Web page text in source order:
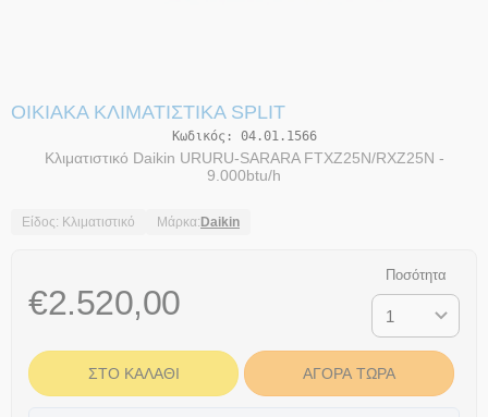
ΟΙΚΙΑΚΆ ΚΛΙΜΑΤΙΣΤΙΚΆ SPLIT
Κωδικός: 04.01.1566
Κλιματιστικό Daikin URURU-SARARA FTXZ25N/RXZ25N -
9.000btu/h
Είδος: Κλιματιστικό Μάρκα: Daikin
€2.520,00
Ποσότητα
ΣΤΟ ΚΑΛΆΘΙ ΑΓΟΡΆ ΤΏΡΑ